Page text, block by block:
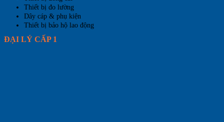
Thiết bị đo lường
Dây cáp & phụ kiện
Thiết bị bảo hộ lao động
ĐẠI LÝ CẤP 1